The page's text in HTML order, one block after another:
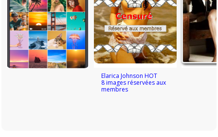
Elarica Johnson HOT
8 images réservées aux
membres